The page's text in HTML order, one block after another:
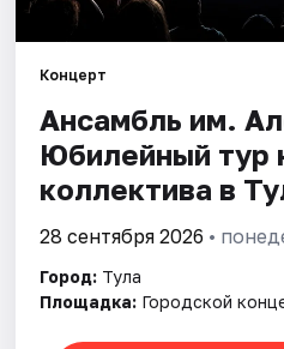
Площадки
Артисты
Рейтинги
Концерт
Ансамбль им.
Юбилейный тур
коллектива в
28 сентября 2026 •
Город: Тула
Площадка: Городской